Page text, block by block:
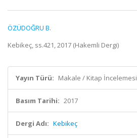
ÖZÜDOĞRU B.
Kebikeç, ss.421, 2017 (Hakemli Dergi)
Yayın Türü: Makale / Kitap İncelemesi
Basım Tarihi: 2017
Dergi Adı: Kebikeç